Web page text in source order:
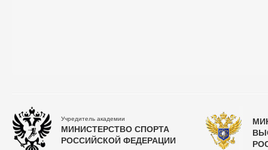
Учредитель академии
МИНИСТЕРСТВО СПОРТА
РОССИЙСКОЙ ФЕДЕРАЦИИ